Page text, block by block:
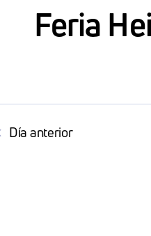
Feria
Día anterior